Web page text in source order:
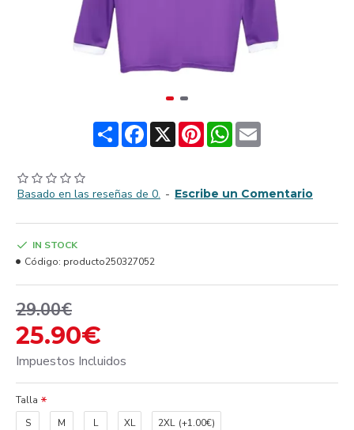
ShareFacebook
X PinterestWhatsApp
Email
Basado en las reseñas de 0. - Escribe un Comentario
25.90€
29.00€
Impuestos Incluidos
IN STOCK
Código: producto250327052
Talla
S
M L XL 2XL (+1.00€)